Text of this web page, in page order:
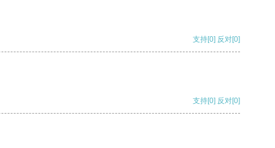
支持[0] 反对[0]
支持[0] 反对[0]